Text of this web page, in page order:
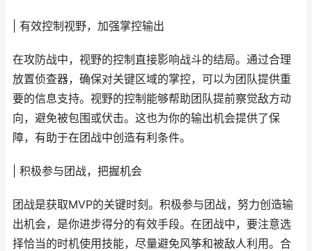
| 有效控制视野，加强掌控输出
在攻防战中，视野的控制直接影响战斗的结局。通过合理
放置侦查器，确保对关键区域的掌控，可以为团队提供重
要的信息支持。视野的控制能够帮助团队提前察觉敌方动
向，避免被包围或伏击。这也为你的输出机会提供了保
障，有助于在团战中创造有利条件。
| 积极参与团战，把握机会
团战是获取MVP的关键时刻。积极参与团战，努力创造输
出机会，是你进步得分的有效手段。在团战中，要注意选
择恰当的时机使用技能，尽量避免风筝和被敌人利用。合